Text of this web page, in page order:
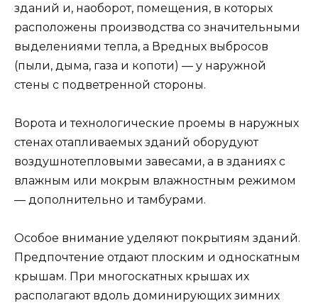
зданий и, наоборот, помещения, в которых
расположены производства со значительными
выделениями тепла, а Вредных выбросов
(пыли, дыма, газа и копоти) — у наружной
стены с подветренной стороны.
Ворота и технологические проемы в наружных
стенах отапливаемых зданий оборудуют
воздушнотепловыми завесами, а в зданиях с
влажным или мокрым влажностным режимом
— дополнительно и тамбурами.
Особое внимание уделяют покрытиям зданий.
Предпочтение отдают плоским и односкатным
крышам. При многоскатных крышах их
располагают вдоль доминирующих зимних